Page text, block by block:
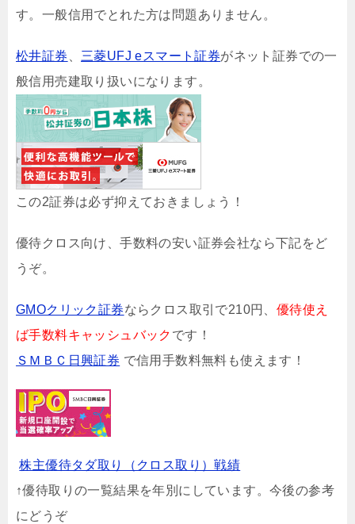
す。一般信用でとれた方は問題ありません。
松井証券 三菱UFJ eスマート証券がネット証券での一
般信用売建取り扱いになります。
この2証券は必ず抑えておきましょう！
優待クロス向け、手数料の安い証券会社なら下記をど
うぞ。
GMOクリック証券ならクロス取引で210円、 優待使え
ば手数料キャッシュバック です！
ＳＭＢＣ日興証券 で信用手数料無料も使えます！
株主優待タダ取り（クロス取り）戦績
↑優待取りの一覧結果を年別にしています。今後の参考
にどうぞ